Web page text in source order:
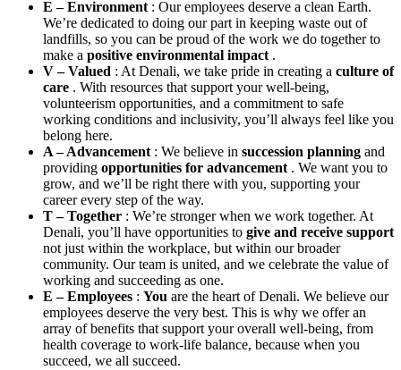
E – Environment : Our employees deserve a clean Earth.
We’re dedicated to doing our part in keeping waste out of
landfills, so you can be proud of the work we do together to
make a positive environmental impact .
V – Valued : At Denali, we take pride in creating a culture of
care . With resources that support your well-being,
volunteerism opportunities, and a commitment to safe
working conditions and inclusivity, you’ll always feel like you
belong here.
A – Advancement : We believe in succession planning and
providing opportunities for advancement . We want you to
grow, and we’ll be right there with you, supporting your
career every step of the way.
T – Together : We’re stronger when we work together. At
Denali, you’ll have opportunities to give and receive support
not just within the workplace, but within our broader
community. Our team is united, and we celebrate the value of
working and succeeding as one.
E – Employees : You are the heart of Denali. We believe our
employees deserve the very best. This is why we offer an
array of benefits that support your overall well-being, from
health coverage to work-life balance, because when you
succeed, we all succeed.